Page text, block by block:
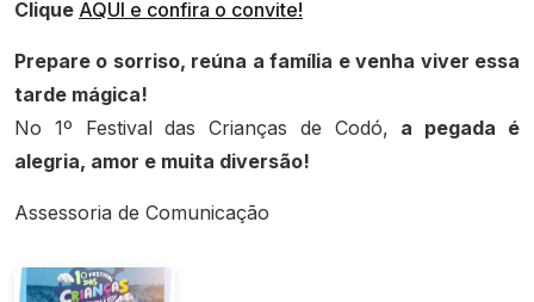
Clique AQUI e confira o convite!
Prepare o sorriso, reúna a família e venha viver essa
tarde mágica!
No 1º Festival das Crianças de Codó, a pegada é
alegria, amor e muita diversão!
Assessoria de Comunicação